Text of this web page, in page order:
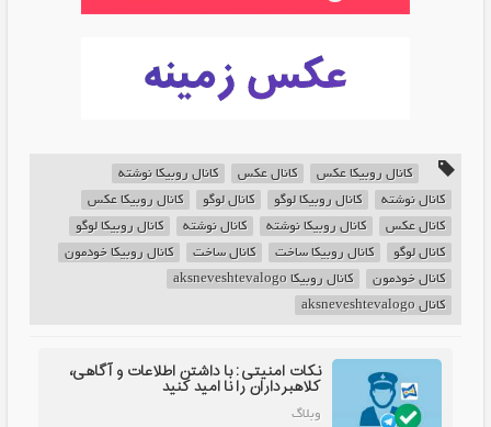
کانال روبیکا عکس کانال عکس
کانال روبیکا نوشته
کانال نوشته
کانال روبیکا لوگو کانال لوگو
کانال روبیکا عکس
کانال عکس
کانال روبیکا نوشته کانال نوشته
کانال روبیکا لوگو
کانال لوگو
کانال روبیکا ساخت کانال ساخت
کانال روبیکا خودمون
کانال خودمون
کانال روبیکا aksneveshtevalogo
کانال aksneveshtevalogo
نکات امنیتی: با داشتن اطلاعات و آگاهی،
کلاهبرداران را نا امید کنید
وبلاگ